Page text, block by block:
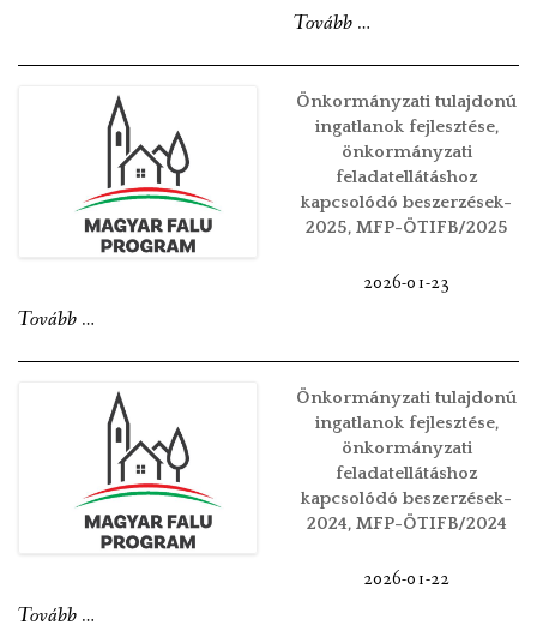
MFP-
ÖTIFB/2025”
Tovább „MFP-
Út,
híd,
járda
építése/felújítása,
fejlesztése-
2025”
…
Önkormányzati tulajdonú
ingatlanok fejlesztése,
önkormányzati
feladatellátáshoz
kapcsolódó beszerzések-
2025, MFP-ÖTIFB/2025
2026-01-23
Tovább „Önkormányzati
ingatlanok
fejlesztése,
önkormányzati
feladatellátáshoz
kapcsolódó
…
Önkormányzati tulajdonú
ingatlanok fejlesztése,
önkormányzati
feladatellátáshoz
kapcsolódó beszerzések-
2024, MFP-ÖTIFB/2024
2026-01-22
Tovább „Önkormányzati
…